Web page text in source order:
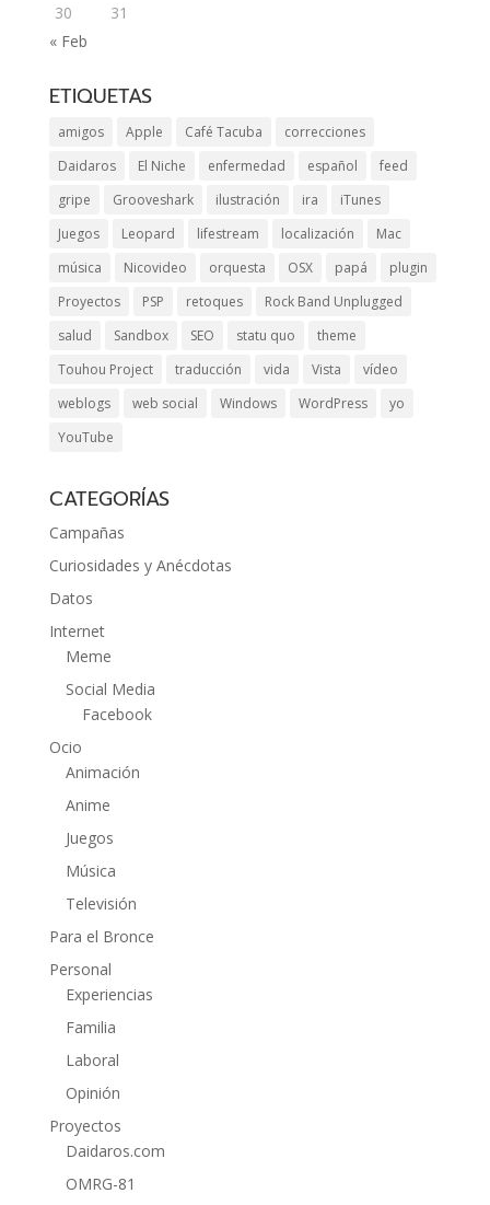
30
31
« Feb
ETIQUETAS
amigos Apple Café Tacuba
correcciones
Daidaros
El Niche enfermedad español
feed
gripe
Grooveshark ilustración ira
iTunes
Juegos
Leopard lifestream localización
Mac
música
Nicovideo orquesta OSX papá
plugin
Proyectos
PSP retoques
Rock Band Unplugged
salud
Sandbox SEO statu quo
theme
Touhou Project
traducción vida Vista
vídeo
weblogs
web social Windows WordPress
yo
YouTube
CATEGORÍAS
Campañas
Curiosidades y Anécdotas
Datos
Internet
Meme
Social Media
Facebook
Ocio
Animación
Anime
Juegos
Música
Televisión
Para el Bronce
Personal
Experiencias
Familia
Laboral
Opinión
Proyectos
Daidaros.com
OMRG-81